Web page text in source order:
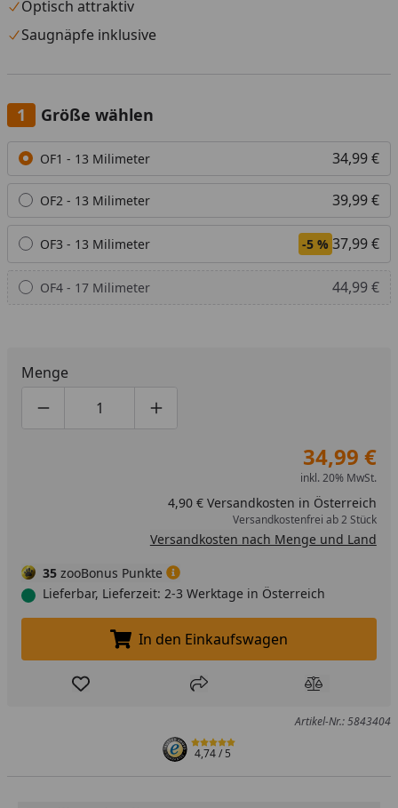
Optisch attraktiv
Saugnäpfe inklusive
Größe wählen
Alle anzeigen (4)
OF1 - 13 Milimeter 34,99 €
OF2 - 13 Milimeter 39,99 €
OF3 - 13 Milimeter -5 % 37,99 €
OF4 - 17 Milimeter 44,99 €
Menge
Produktmenge um eins verringern
Produktmenge manuell eingeben
Produktmenge um eins erhöhen
34,99 €
inkl. 20% MwSt.
4,90 € Versandkosten in Österreich
Versandkostenfrei ab 2 Stück
Versandkosten nach Menge und Land
35 zooBonus Punkte
Lieferbar, Lieferzeit: 2-3 Werktage in Österreich
In den Einkaufswagen legen
In den Einkaufswagen
Produkt zur Wunschliste hinzufügen
Teilen Produkt
Artikel-Nr.: 5843404
4,74/ 5